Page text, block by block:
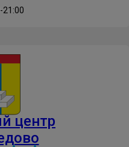
21:00
центр